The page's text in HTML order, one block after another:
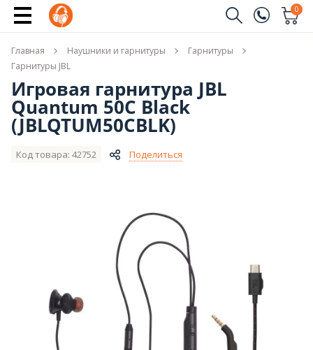
(096)
(044)
0
Имя
Телефон
Главная Наушники и гарнитуры
Гарнитуры
Гарнитуры JBL
Игровая гарнитура JBL
Quantum 50С Black
(JBLQTUM50CBLK)
Код товара: 42752 Поделиться
Сообщить о поступлении